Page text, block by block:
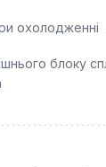
охолодженні
блоку